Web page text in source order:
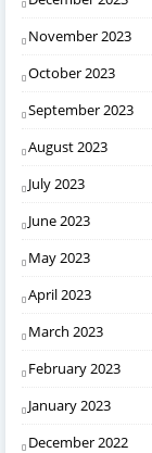
November 2023
October 2023
September 2023
August 2023
July 2023
June 2023
May 2023
April 2023
March 2023
February 2023
January 2023
December 2022